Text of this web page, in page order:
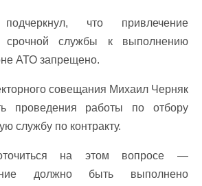
что привлечение
срочной службы к выполнению
АТО запрещено.
совещания Михаил Черняк
проведения работы по отбору
службу по контракту.
на этом вопросе —
должно быть выполнено